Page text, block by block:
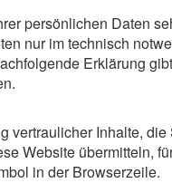
persönlichen Daten
nur im technisch
Erklärung
Inhalte,
Website übermitteln,
in der Browserzeile.